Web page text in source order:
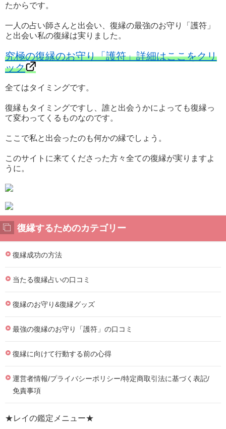
たからです。
一人の占い師さんと出会い、復縁の最強のお守り「護符」
と出会い私の復縁は実りました。
究極の復縁のお守り「護符」詳細はここをクリ
ック
全てはタイミングです。
復縁もタイミングですし、誰と出会うかによっても復縁っ
て変わってくるものなのです。
ここで私と出会ったのも何かの縁でしょう。
このサイトに来てくださった方々全ての復縁が実りますよ
うに。
復縁するためのカテゴリー
復縁成功の方法
当たる復縁占いの口コミ
復縁のお守り&復縁グッズ
最強の復縁のお守り「護符」の口コミ
復縁に向けて行動する前の心得
運営者情報/プライバシーポリシー/特定商取引法に基づく表記/
免責事項
★レイの鑑定メニュー★